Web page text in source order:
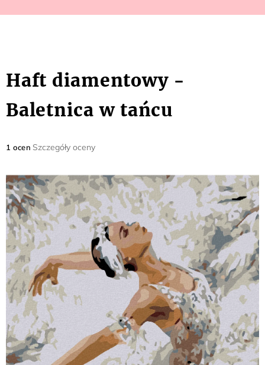
Haft diamentowy -
Baletnica w tańcu
Średnia
wynosi
5,0
na
5
gwiazdek.
1 ocen Szczegóły oceny